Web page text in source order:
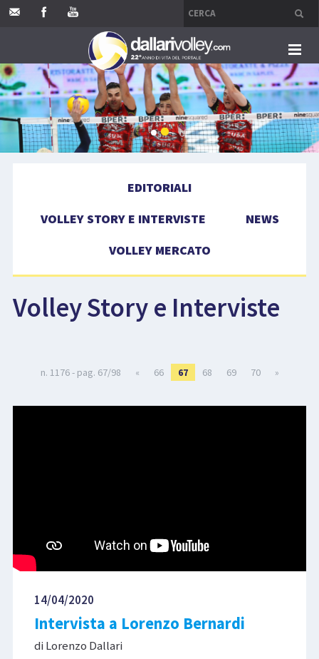
HOME
EDITORIALI
VOLLEY MERCATO
COMPETIZIONI
EVENTI
EDITORIALI
VOLLEY STORY E INTERVISTE
NEWS
VOLLEY MERCATO
Volley Story e Interviste
n. 1176 - pag. 67/98 « 66 67 68 69 70 »
14/04/2020
Intervista a Lorenzo Bernardi
di Lorenzo Dallari